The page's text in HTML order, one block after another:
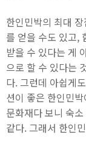
한인민박의 최대
를 얻을 수도 있고,
받을 수 있다는 게
으로 할 수 있다는
다. 그런데 아쉽게
션이 좋은 한인민
문화재다 보니 숙
같다. 그래서 한인